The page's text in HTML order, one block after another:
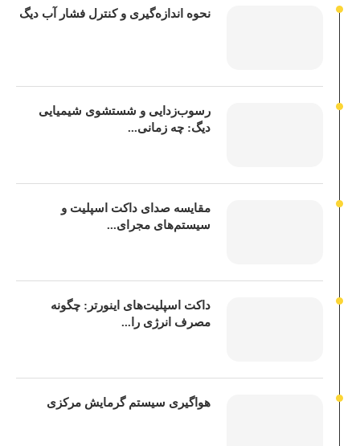
نحوه اندازه‌گیری و کنترل فشار آب دیگ
رسوب‌زدایی و شستشوی شیمیایی
دیگ: چه زمانی...
مقایسه صدای داکت اسپلیت و
سیستم‌های مجرای...
داکت اسپلیت‌های اینورتر: چگونه
مصرف انرژی را...
هواگیری سیستم گرمایش مرکزی